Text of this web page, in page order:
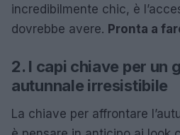
incredibilmente chic, è
dovrebbe avere. Pronta a
2. I capi chiave per un
autunnale irresistibile
La chiave per affrontare